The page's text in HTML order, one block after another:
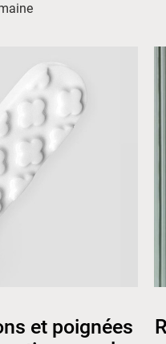
et poignées